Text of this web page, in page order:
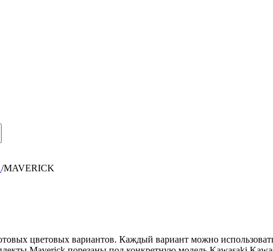
/MAVERICK
цветовых вариантов. Каждый вариант можно использовать